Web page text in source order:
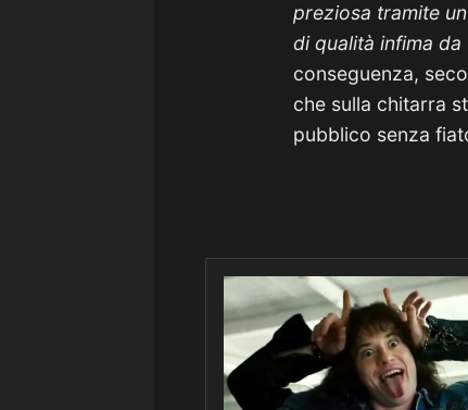
preziosa tramite
di qualità infima
conseguenza,
che sulla chitarra
pubblico senza